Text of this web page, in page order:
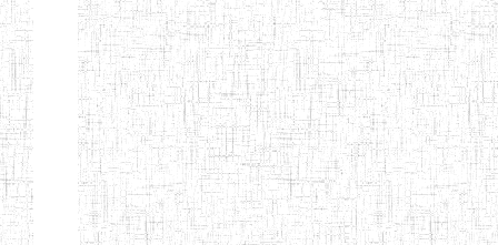
ENIEG DE POLI 17/08/2012 ENIEG
ENIEG DE
GUIDER
10/09/2001 ENIEG
GTTC
FUNDONG
17/07/2001 ENIEG